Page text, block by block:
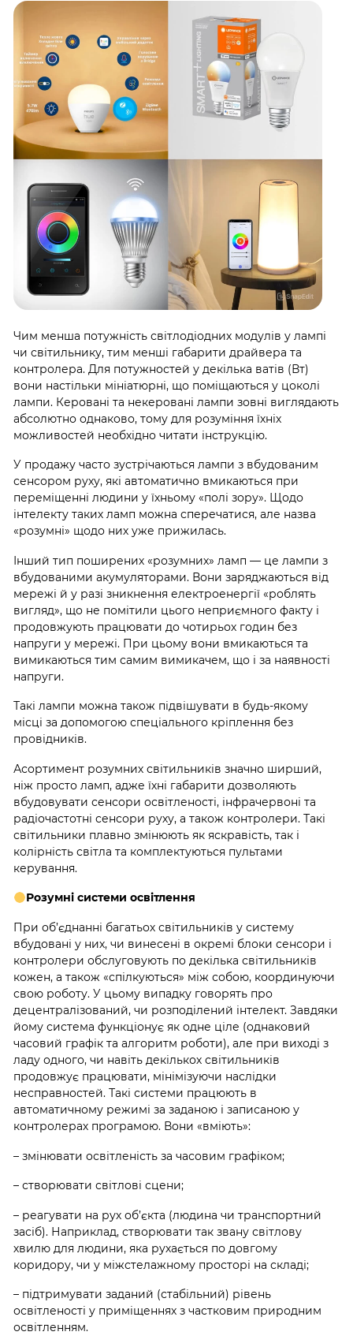
Чим менша потужність світлодіодних модулів у лампі
чи світильнику, тим менші габарити драйвера та
контролера. Для потужностей у декілька ватів (Вт)
вони настільки мініатюрні, що поміщаються у цоколі
лампи. Керовані та некеровані лампи зовні виглядають
абсолютно однаково, тому для розуміння їхніх
можливостей необхідно читати інструкцію.
У продажу часто зустрічаються лампи з вбудованим
сенсором руху, які автоматично вмикаються при
переміщенні людини у їхньому «полі зору». Щодо
інтелекту таких ламп можна сперечатися, але назва
«розумні» щодо них уже прижилась.
Інший тип поширених «розумних» ламп — це лампи з
вбудованими акумуляторами. Вони заряджаються від
мережі й у разі зникнення електроенергії «роблять
вигляд», що не помітили цього неприємного факту і
продовжують працювати до чотирьох годин без
напруги у мережі. При цьому вони вмикаються та
вимикаються тим самим вимикачем, що і за наявності
напруги.
Такі лампи можна також підвішувати в будь-якому
місці за допомогою спеціального кріплення без
провідників.
Асортимент розумних світильників значно ширший,
ніж просто ламп, адже їхні габарити дозволяють
вбудовувати сенсори освітленості, інфрачервоні та
радіочастотні сенсори руху, а також контролери. Такі
світильники плавно змінюють як яскравість, так і
колірність світла та комплектуються пультами
керування.
Розумні системи освітлення
При об’єднанні багатьох світильників у систему
вбудовані у них, чи винесені в окремі блоки сенсори і
контролери обслуговують по декілька світильників
кожен, а також «спілкуються» між собою, координуючи
свою роботу. У цьому випадку говорять про
децентралізований, чи розподілений інтелект. Завдяки
йому система функціонує як одне ціле (однаковий
часовий графік та алгоритм роботи), але при виході з
ладу одного, чи навіть декількох світильників
продовжує працювати, мінімізуючи наслідки
несправностей. Такі системи працюють в
автоматичному режимі за заданою і записаною у
контролерах програмою. Вони «вміють»:
– змінювати освітленість за часовим графіком;
– створювати світлові сцени;
– реагувати на рух об’єкта (людина чи транспортний
засіб). Наприклад, створювати так звану світлову
хвилю для людини, яка рухається по довгому
коридору, чи у міжстелажному просторі на складі;
– підтримувати заданий (стабільний) рівень
освітленості у приміщеннях з частковим природним
освітленням.